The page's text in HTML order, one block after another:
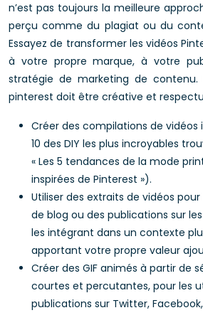
n’est pas toujours la meilleure
perçu comme du plagiat ou du
Essayez de transformer les vidéos
à votre propre marque, à votre
stratégie de marketing de contenu.
pinterest doit être créative et
Créer des compilations de vidéos
10 des DIY les plus incroyables
« Les 5 tendances de la mode
inspirées de Pinterest »).
Utiliser des extraits de vidéos
de blog ou des publications sur
les intégrant dans un contexte
apportant votre propre valeur
Créer des GIF animés à partir de
courtes et percutantes, pour les
publications sur Twitter,